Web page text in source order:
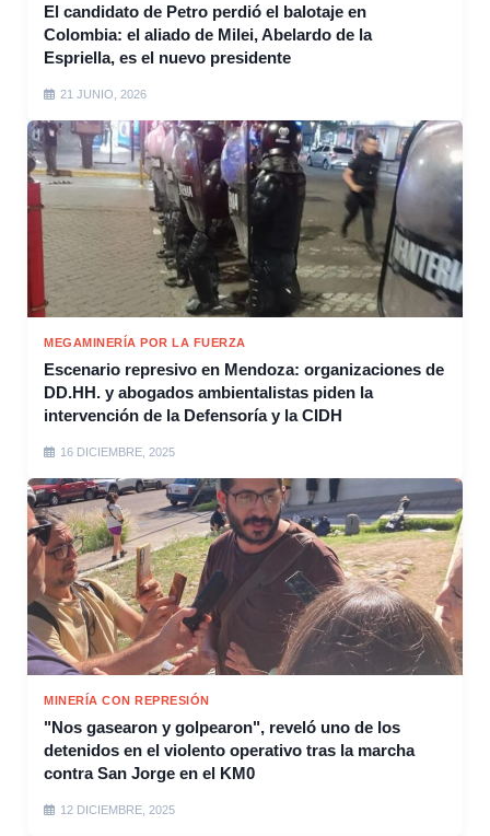
El candidato de Petro perdió el balotaje en
Colombia: el aliado de Milei, Abelardo de la
Espriella, es el nuevo presidente
21 JUNIO, 2026
MEGAMINERÍA POR LA FUERZA
Escenario represivo en Mendoza: organizaciones de
DD.HH. y abogados ambientalistas piden la
intervención de la Defensoría y la CIDH
16 DICIEMBRE, 2025
MINERÍA CON REPRESIÓN
"Nos gasearon y golpearon", reveló uno de los
detenidos en el violento operativo tras la marcha
contra San Jorge en el KM0
12 DICIEMBRE, 2025